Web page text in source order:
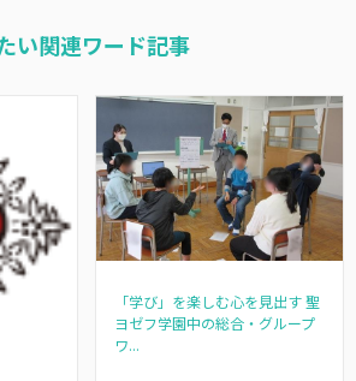
い関連ワード記事
「学び」を楽しむ心を見出す 聖
ヨゼフ学園中の総合・グループ
ワ...